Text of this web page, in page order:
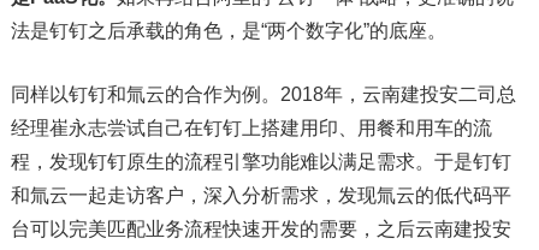
法是钉钉之后承载的角色，是“两个数字化”的底座。
同样以钉钉和氚云的合作为例。2018年，云南建投安二司总
经理崔永志尝试自己在钉钉上搭建用印、用餐和用车的流
程，发现钉钉原生的流程引擎功能难以满足需求。于是钉钉
和氚云一起走访客户，深入分析需求，发现氚云的低代码平
台可以完美匹配业务流程快速开发的需要，之后云南建投安